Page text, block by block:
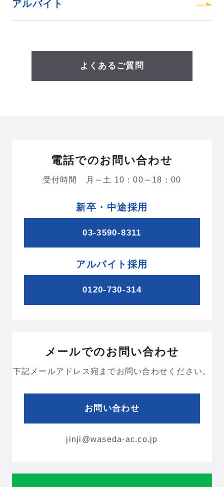
アルバイト
よくあるご質問
電話でのお問い合わせ
受付時間 月～土 10：00～18：00
新卒・中途採用
03-3590-8311
アルバイト採用
0120-730-314
メールでのお問い合わせ
下記メールアドレス宛までお問い合わせください。
お問い合わせ
jinji@waseda-ac.co.jp